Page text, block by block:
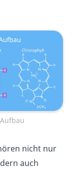
nicht nur
auch